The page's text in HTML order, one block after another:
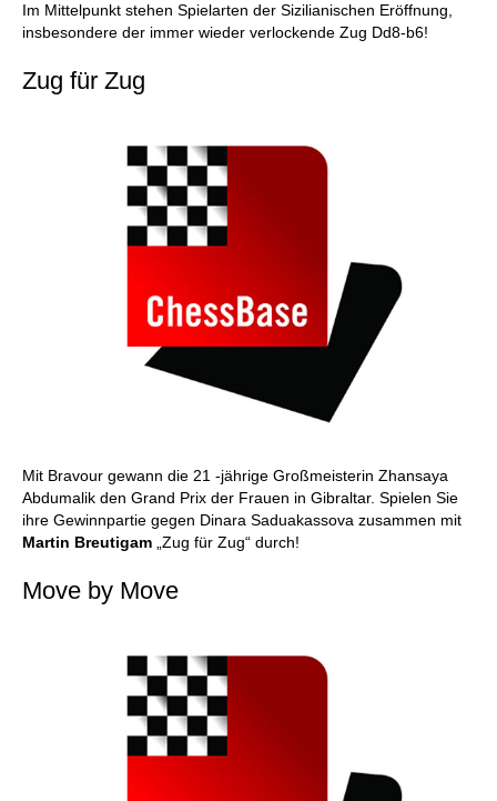
Im Mittelpunkt stehen Spielarten der Sizilianischen Eröffnung,
insbesondere der immer wieder verlockende Zug Dd8-b6!
Zug für Zug
Mit Bravour gewann die 21 -jährige Großmeisterin Zhansaya
Abdumalik den Grand Prix der Frauen in Gibraltar. Spielen Sie
ihre Gewinnpartie gegen Dinara Saduakassova zusammen mit
Martin Breutigam „Zug für Zug“ durch!
Move by Move